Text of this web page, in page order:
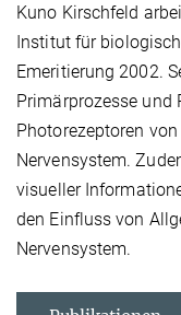
Kuno Kirschfeld
Institut für
Emeritierung 2002.
Primärprozesse und
Photorezeptoren
Nervensystem.
visueller
den Einfluss von
Nervensystem.